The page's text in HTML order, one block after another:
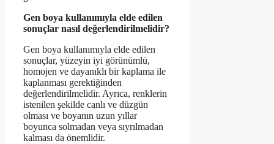
Gen boya kullanımıyla elde edilen
sonuçlar nasıl değerlendirilmelidir?
Gen boya kullanımıyla elde edilen
sonuçlar, yüzeyin iyi görünümlü,
homojen ve dayanıklı bir kaplama ile
kaplanması gerektiğinden
değerlendirilmelidir. Ayrıca, renklerin
istenilen şekilde canlı ve düzgün
olması ve boyanın uzun yıllar
boyunca solmadan veya sıyrılmadan
kalması da önemlidir.